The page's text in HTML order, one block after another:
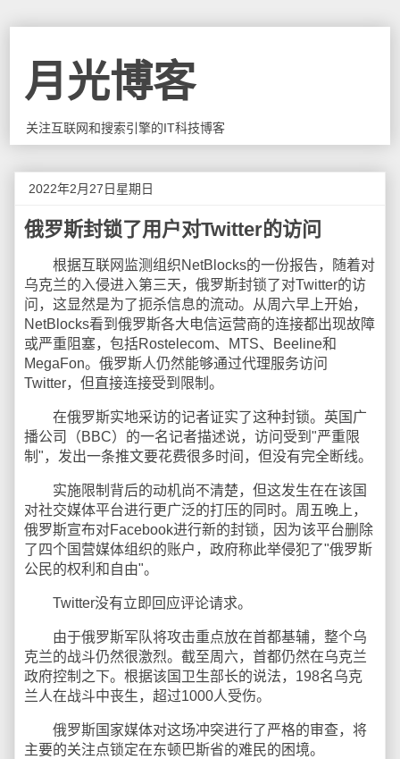
月光博客
关注互联网和搜索引擎的IT科技博客
2022年2月27日星期日
俄罗斯封锁了用户对Twitter的访问
根据互联网监测组织NetBlocks的一份报告，随着对
乌克兰的入侵进入第三天，俄罗斯封锁了对Twitter的访
问，这显然是为了扼杀信息的流动。从周六早上开始，
NetBlocks看到俄罗斯各大电信运营商的连接都出现故障
或严重阻塞，包括Rostelecom、MTS、Beeline和
MegaFon。俄罗斯人仍然能够通过代理服务访问
Twitter，但直接连接受到限制。
在俄罗斯实地采访的记者证实了这种封锁。英国广
播公司（BBC）的一名记者描述说，访问受到"严重限
制"，发出一条推文要花费很多时间，但没有完全断线。
实施限制背后的动机尚不清楚，但这发生在在该国
对社交媒体平台进行更广泛的打压的同时。周五晚上，
俄罗斯宣布对Facebook进行新的封锁，因为该平台删除
了四个国营媒体组织的账户，政府称此举侵犯了"俄罗斯
公民的权利和自由"。
Twitter没有立即回应评论请求。
由于俄罗斯军队将攻击重点放在首都基辅，整个乌
克兰的战斗仍然很激烈。截至周六，首都仍然在乌克兰
政府控制之下。根据该国卫生部长的说法，198名乌克
兰人在战斗中丧生，超过1000人受伤。
俄罗斯国家媒体对这场冲突进行了严格的审查，将
主要的关注点锁定在东顿巴斯省的难民的困境。